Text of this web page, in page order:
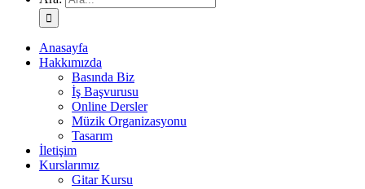
Anasayfa
Hakkımızda
Basında Biz
İş Başvurusu
Online Dersler
Müzik Organizasyonu
Tasarım
İletişim
Kurslarımız
Gitar Kursu